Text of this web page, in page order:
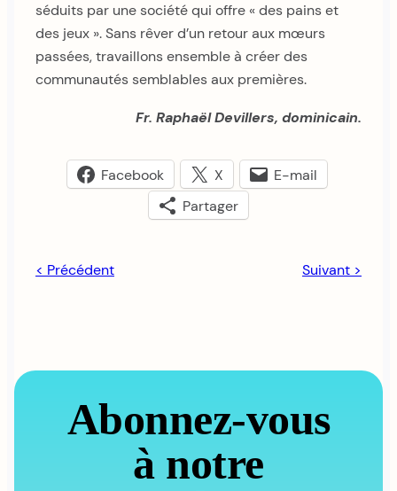
séduits par une société qui offre « des pains et
des jeux ». Sans rêver d’un retour aux mœurs
passées, travaillons ensemble à créer des
communautés semblables aux premières.
Fr. Raphaël Devillers, dominicain.
Facebook X
E-mail
Partager
< Précédent Suivant >
Abonnez-vous
à notre